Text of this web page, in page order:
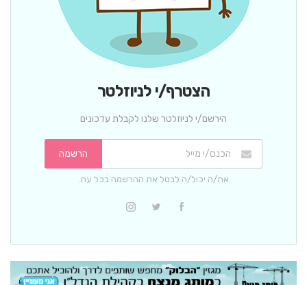
הצטרף/י לניוזלטר
הירשם/י לניוזלטר שלנו לקבלת עדכונים
הרשמה
את/ה יכול/ה לבטל את ההרשמה בכל עת.